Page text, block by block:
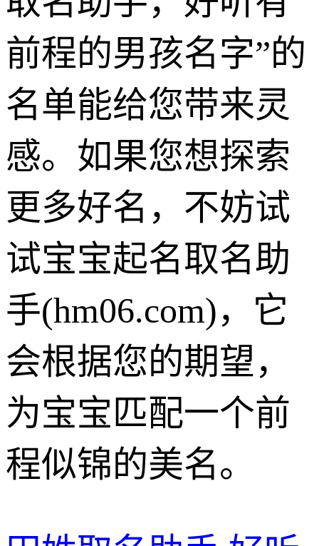
前程的男孩名字”的
名单能给您带来灵
感。如果您想探索
更多好名，不妨试
试宝宝起名取名助
手(hm06.com)，它
会根据您的期望，
为宝宝匹配一个前
程似锦的美名。